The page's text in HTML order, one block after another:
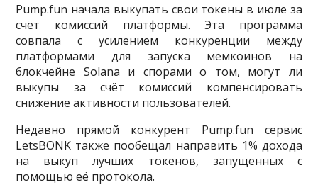
Pump.fun начала выкупать свои токены в июле за
счёт комиссий платформы. Эта программа
совпала с усилением конкуренции между
платформами для запуска мемкоинов на
блокчейне Solana и спорами о том, могут ли
выкупы за счёт комиссий компенсировать
снижение активности пользователей.
Недавно прямой конкурент Pump.fun сервис
LetsBONK также пообещал направить 1% дохода
на выкуп лучших токенов, запущенных с
помощью её протокола.